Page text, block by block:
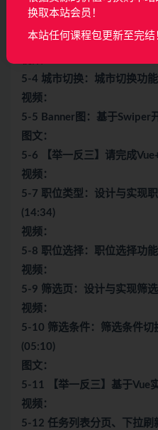
视频：
(16:19)
5-4 城市切换：城市切换功
视频：
5-5 Banner图：基于Swiper
图文：
5-6 【举一反三】请完成
视频：
5-7 职位类型：设计与实现
(14:34)
视频：
5-8 职位选择：职位选择功
视频：
5-9 筛选页：设计与实现筛
视频：
5-10 筛选条件：筛选条件切
(05:10)
图文：
5-11 【举一反三】基于Vue
视频：
5-12 任务列表分页、下拉刷
换取本站会员！
本站任何课程包更新至完结